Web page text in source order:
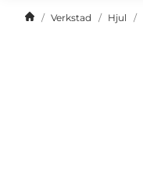
Verkstad Hjul